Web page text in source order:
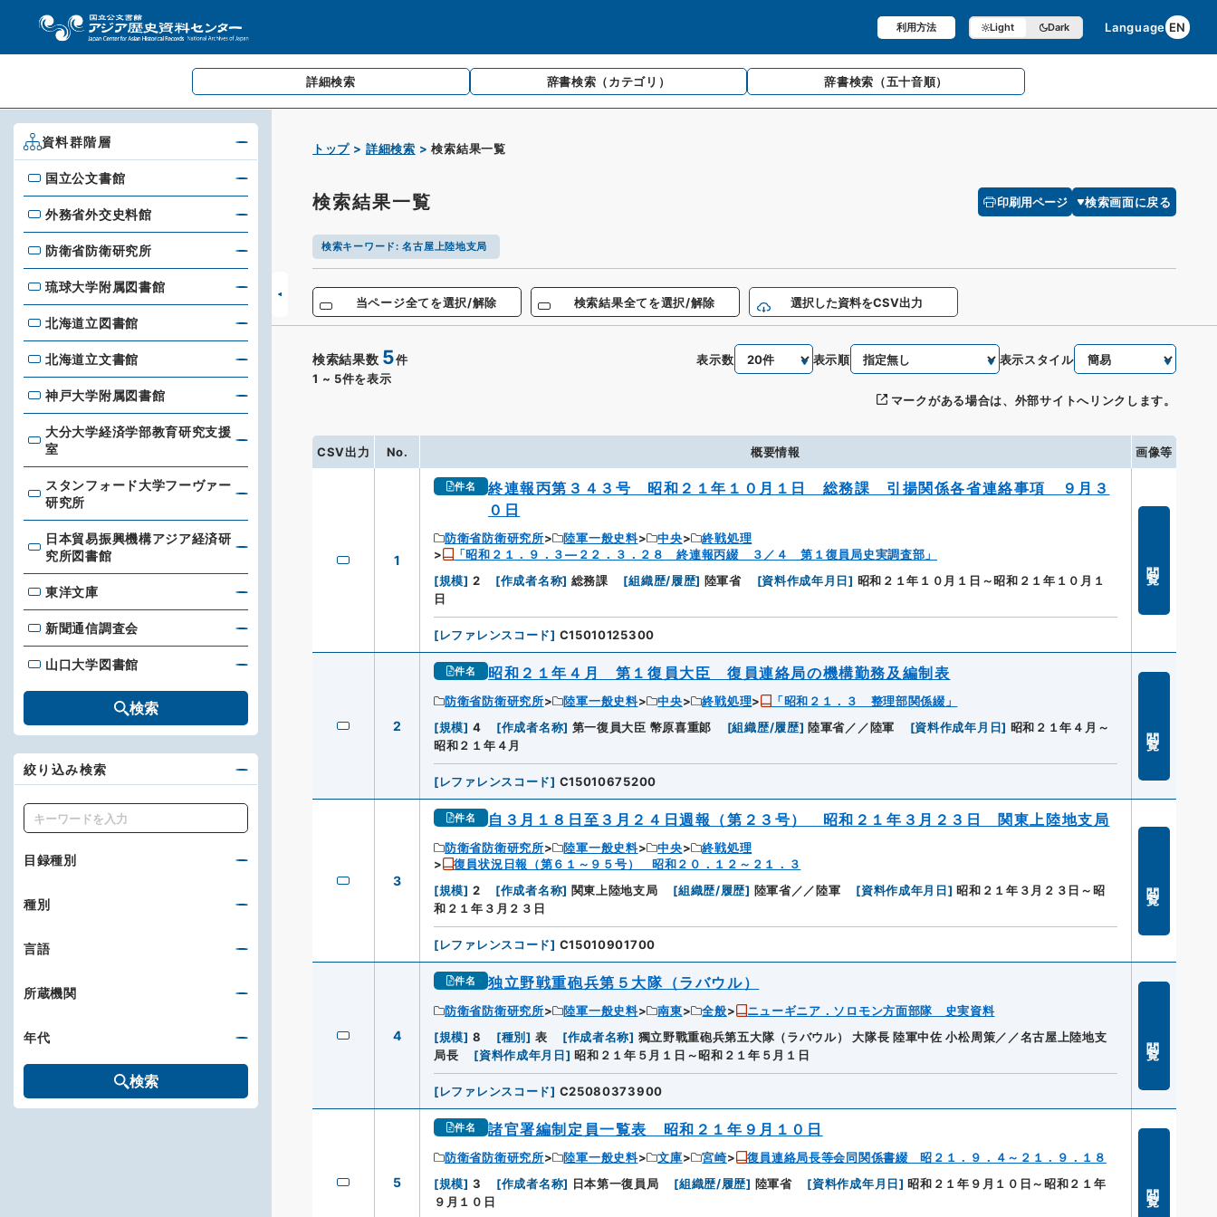
利用方法 Light Dark Language EN
詳細検索 辞書検索 （カテゴリ） 辞書検索 （五十音順）
トップ 詳細検索 検索結果一覧
検索結果一覧 印刷用ページ 検索画面に戻る
検索キーワード:名古屋上陸地支局
当ページ全てを選択/解除 検索結果全てを選択/解除 選択した資料をCSV出力
検索結果数 5件
1 ~ 5件を表示
表示数 表示順 表示スタイル
マークがある場合は、外部サイトへリンクします。
CSV出力 No. 概要情報 画像等
1
件名
終連報丙第３４３号 昭和２１年１０月１日 総務課 引揚関係各省連絡事項 ９月３
０日
防衛省防衛研究所 陸軍一般史料 中央
終戦処理
「昭和２１．９．３―２２．３．２８ 終連報丙綴 ３／４ 第１復員局史実調査部」
[規模] 2 [作成者名称] 総務課 [組織歴/履歴] 陸軍省 [資料作成年月日] 昭和２１年１０月１日～昭和２１年１０月１
日
[レファレンスコード] C15010125300
2
件名 昭和２１年４月 第１復員大臣 復員連絡局の機構勤務及編制表
防衛省防衛研究所 陸軍一般史料 中央 終戦処理
「昭和２１．３ 整理部関係綴」
[規模] 4 [作成者名称] 第一復員大臣 幣原喜重郞 [組織歴/履歴] 陸軍省／／陸軍 [資料作成年月日] 昭和２１年４月～
昭和２１年４月
[レファレンスコード] C15010675200
3
件名 自３月１８日至３月２４日週報（第２３号） 昭和２１年３月２３日 関東上陸地支局
防衛省防衛研究所 陸軍一般史料 中央
終戦処理
復員状況日報（第６１～９５号） 昭和２０．１２～２１．３
[規模] 2 [作成者名称] 関東上陸地支局 [組織歴/履歴] 陸軍省／／陸軍 [資料作成年月日] 昭和２１年３月２３日～昭
和２１年３月２３日
[レファレンスコード] C15010901700
4
件名 独立野戦重砲兵第５大隊（ラバウル）
防衛省防衛研究所 陸軍一般史料 南東 全般
ニューギニア．ソロモン方面部隊 史実資料
[規模] 8 [種別] 表 [作成者名称] 獨立野戰重砲兵第五大隊（ラバウル） 大隊長 陸軍中佐 小松周策／／名古屋上陸地支
局長
[資料作成年月日] 昭和２１年５月１日～昭和２１年５月１日
[レファレンスコード] C25080373900
5
件名 諸官署編制定員一覧表 昭和２１年９月１０日
防衛省防衛研究所 陸軍一般史料 文庫 宮崎
復員連絡局長等会同関係書綴 昭２１．９．４～２１．９．１８
[規模] 3 [作成者名称] 日本第一復員局 [組織歴/履歴] 陸軍省 [資料作成年月日] 昭和２１年９月１０日～昭和２１年
９月１０日
資料群階層
国立公文書館
国立公文書館
外務省外交史料館
外務省外交史料館
防衛省防衛研究所
防衛省防衛研究所
琉球大学附属図書館
琉球大学附属図書館
北海道立図書館
北海道立図書館
北海道立文書館
北海道立文書館
神戸大学附属図書館
神戸大学附属図書館
大分大学経済学部教育研究支援室
大分大学経済学部教育研究支援
室
スタンフォード大学フーヴァー研究所
スタンフォード大学フーヴァー
研究所
日本貿易振興機構アジア経済研究所図書館
日本貿易振興機構アジア経済研
究所図書館
東洋文庫
東洋文庫
新聞通信調査会
新聞通信調査会
山口大学図書館
山口大学図書館
検索
絞り込み検索
キーワード
目録種別
種別
言語
所蔵機関
年代
検索